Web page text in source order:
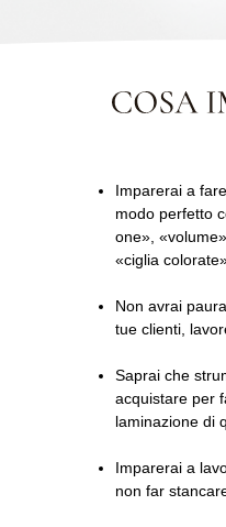
Imparerai a
modo perfetto
one»,
«ciglia
Non avrai
tue clienti,
Saprai che
acquistare per
laminazione di
Imparerai a
non far